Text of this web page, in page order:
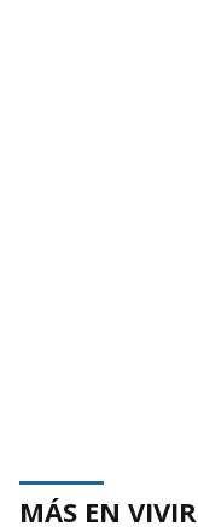
MÁS EN VIVIR